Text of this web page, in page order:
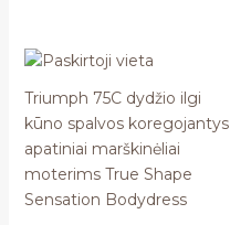
Triumph 75C dydžio ilgi
kūno spalvos koregojantys
apatiniai marškinėliai
moterims True Shape
Sensation Bodydress